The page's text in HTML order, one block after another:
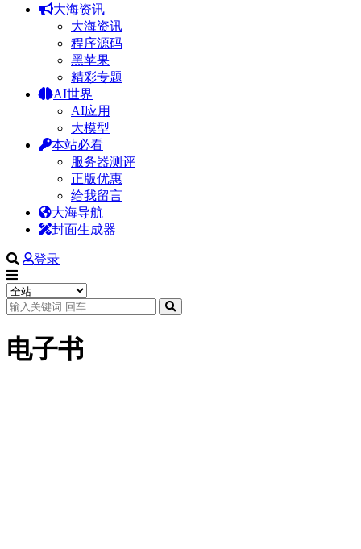
大海资讯
大海资讯
程序源码
黑苹果
精彩专题
AI世界
AI应用
大模型
本站必看
服务器测评
正版优惠
给我留言
大海导航
封面生成器
登录
电子书